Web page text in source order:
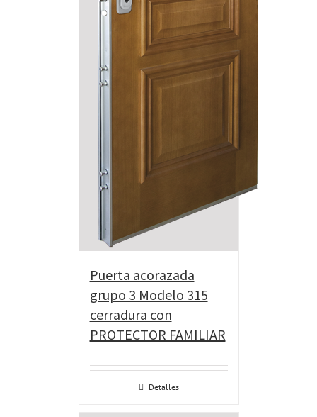
Puerta acorazada
grupo 3 Modelo 315
cerradura con
PROTECTOR FAMILIAR
Detalles